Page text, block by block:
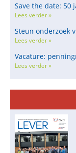
Save the date: 50
Lees verder »
Steun onderzoek
Lees verder »
Vacature:
Lees verder »